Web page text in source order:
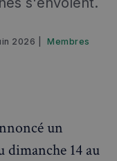
2026 | Membres
un
dimanche 14 au